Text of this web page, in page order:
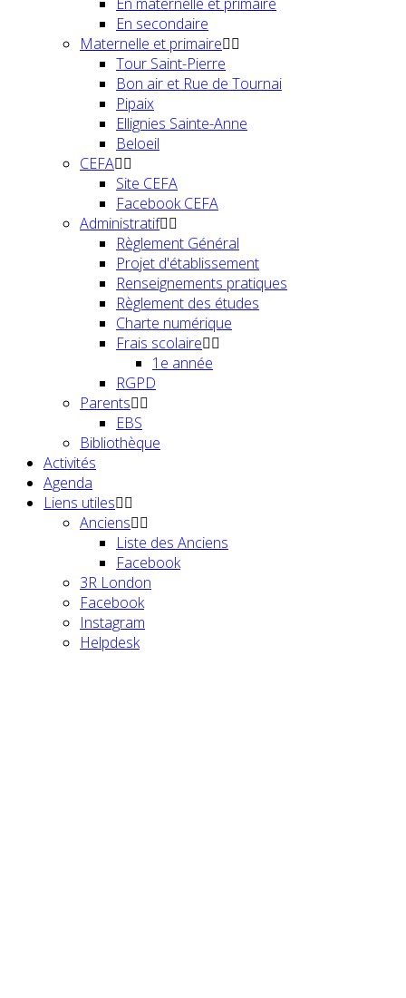
En secondaire
Maternelle et primaire
Tour Saint-Pierre
Bon air et Rue de Tournai
Pipaix
Ellignies Sainte-Anne
Beloeil
CEFA
Site CEFA
Facebook CEFA
Administratif
Règlement Général
Projet d'établissement
Renseignements pratiques
Règlement des études
Charte numérique
Frais scolaire
1e année
RGPD
Parents
EBS
Bibliothèque
Activités
Agenda
Liens utiles
Anciens
Liste des Anciens
Facebook
3R London
Facebook
Instagram
Helpdesk